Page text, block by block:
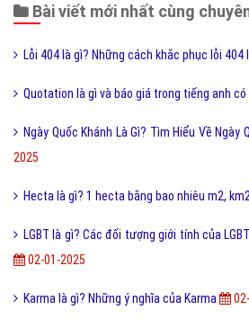
Bài viết mới nhất cùng
Lỗi 404 là gì? Những cách khắc phục lỗi 404
Quotation là gì và báo giá trong tiếng anh có
Ngày Quốc Khánh Là Gì? Tìm Hiểu Về Ngày
2025
Hecta là gì? 1 hecta bằng bao nhiêu m2,
LGBT là gì? Các đối tượng giới tính của
02-01-2025
Karma là gì? Những ý nghĩa của Karma